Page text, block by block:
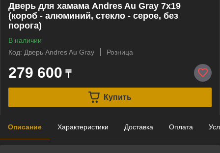
Дверь для хамама Andres Au Gray 7х19
(короб - алюминий, стекло - серое, без
порога)
В наличии
Код: Дверь Andres Au Gray
Розница
279 600 ₸
Купить
Описание Характеристики Доставка Оплата